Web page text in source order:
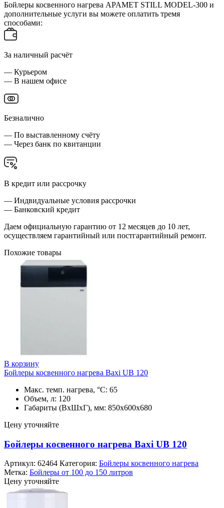
Бойлеры косвенного нагрева APAMET STILL MODEL-300 и
дополнительные услуги вы можете оплатить тремя
способами:
За наличный расчёт
— Курьером
— В нашем офисе
Безналично
— По выставленному счёту
— Через банк по квитанции
В кредит или рассрочку
— Индвидуальные условия рассрочки
— Банковский кредит
Даем официальную гарантию от 12 месяцев до 10 лет,
осуществляем гарантийный или постгарантийный ремонт.
Похожие товары
В корзину
Бойлеры косвенного нагрева Baxi UB 120
Макс. темп. нагрева, °С: 65
Объем, л: 120
Габариты (ВхШхГ), мм: 850х600х680
Цену уточняйте
Бойлеры косвенного нагрева Baxi UB 120
Артикул: 62464 Категория: Бойлеры косвенного нагрева
Метка: Бойлеры от 100 до 150 литров
Цену уточняйте